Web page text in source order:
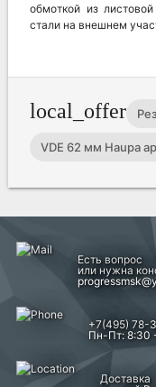
обмоткой из
стали на внешнем
local_offer
VDE 62 мм Haupa
Есть вопрос
или нужна
+7(495) 78-
Пн-Пт: 8:30
Доставка